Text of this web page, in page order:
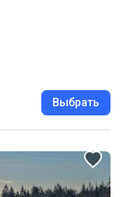
Выбрать